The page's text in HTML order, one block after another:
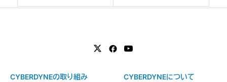
CYBERDYNEの取り組み
CYBERDYNEについて